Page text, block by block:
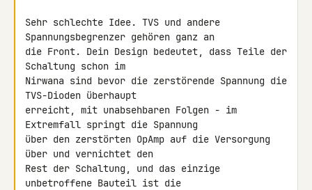
Sehr schlechte Idee. TVS und andere
Spannungsbegrenzer gehören ganz an
die Front. Dein Design bedeutet, dass Teile der
Schaltung schon im
Nirwana sind bevor die zerstörende Spannung die
TVS-Dioden überhaupt
erreicht, mit unabsehbaren Folgen - im
Extremfall springt die Spannung
über den zerstörten OpAmp auf die Versorgung
über und vernichtet den
Rest der Schaltung, und das einzige
unbetroffene Bauteil ist die